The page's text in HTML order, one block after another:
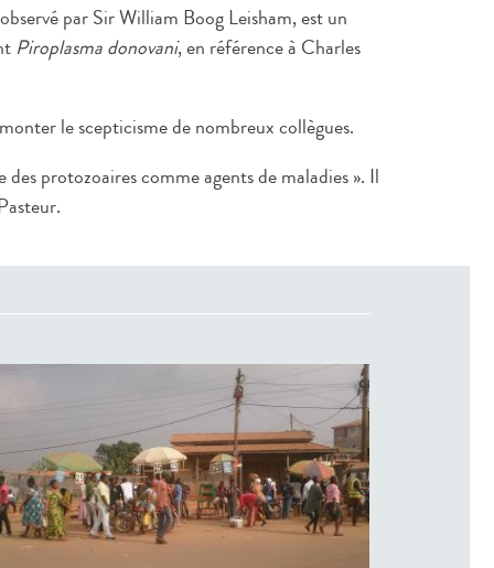
par Sir William Boog Leisham, est un
Piroplasma donovani, en référence à Charles
le scepticisme de nombreux collègues.
protozoaires comme agents de maladies ». Il